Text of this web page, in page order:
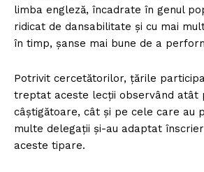
limba engleză, încadrate în genul
ridicat de dansabilitate și cu mai
în timp, șanse mai bune de a
Potrivit cercetătorilor, țările
treptat aceste lecții observând atât
câștigătoare, cât și pe cele care au
multe delegații și-au adaptat
aceste tipare.